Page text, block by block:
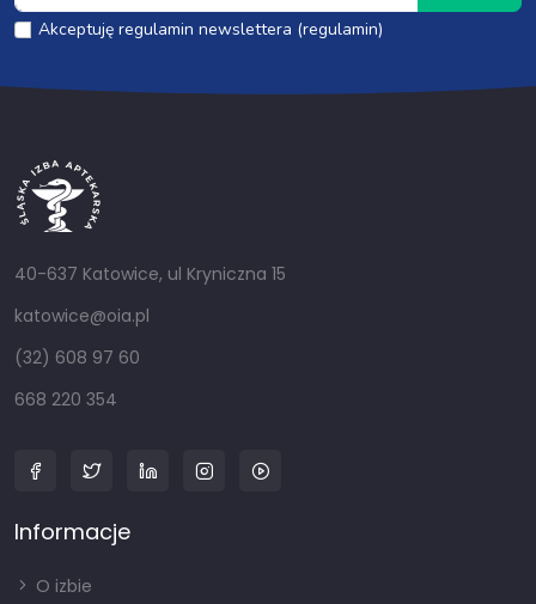
Akceptuję regulamin newslettera (regulamin)
40-637 Katowice, ul Kryniczna 15
katowice@oia.pl
(32) 608 97 60
668 220 354
Informacje
O izbie